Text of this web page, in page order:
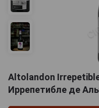
Altolandon
Иррепетибле де